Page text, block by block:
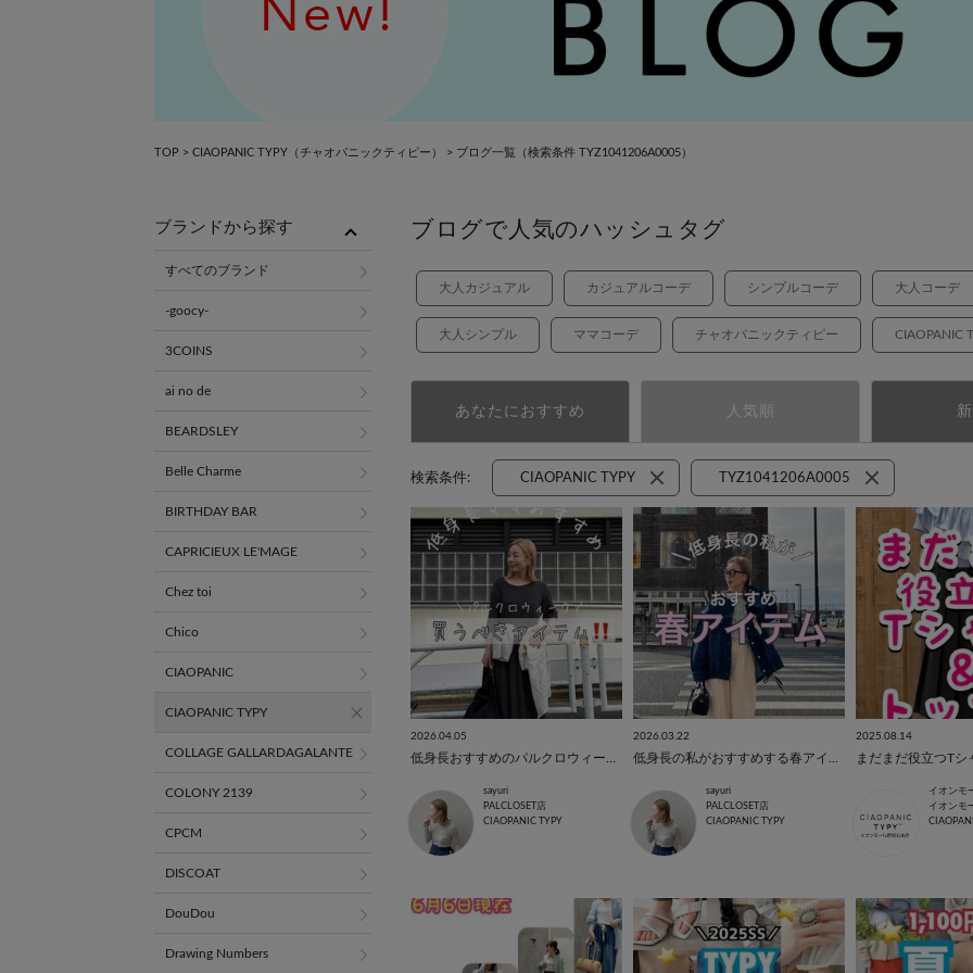
TOP > CIAOPANIC TYPY（チャオパニックティピー） > ブログ一覧 （検索条件 TYZ1041206A0005）
ブログで人気のハッシュタグ
大人カジュアル カジュアルコーデ シンプルコーデ 大人コーデ
大人シンプル ママコーデ チャオパニックティピー CIAOPANIC
あなたにおすすめ 人気順
検索条件: CIAOPANIC TYPY TYZ1041206A0005
2026.04.05
sayuri
PALCLOSET店
CIAOPANIC TYPY
2026.03.22
sayuri
PALCLOSET店
CIAOPANIC TYPY
2025.08.14
まだまだ役立つTシ
イオンモ
ブランドから探す
すべてのブランド
-goocy-
3COINS
ai no de
BEARDSLEY
Belle Charme
BIRTHDAY BAR
CAPRICIEUX LE'MAGE
Chez toi
Chico
CIAOPANIC
CIAOPANIC TYPY
COLLAGE GALLARDAGALANTE
COLONY 2139
CPCM
DISCOAT
DouDou
Drawing Numbers